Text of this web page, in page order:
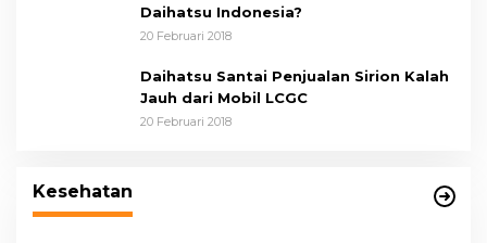
Daihatsu Indonesia?
20 Februari 2018
Daihatsu Santai Penjualan Sirion Kalah
Jauh dari Mobil LCGC
20 Februari 2018
Kesehatan